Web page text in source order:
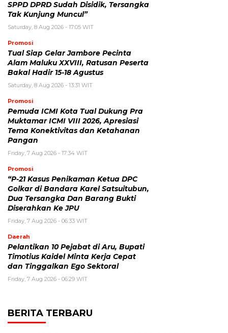
SPPD DPRD Sudah Disidik, Tersangka
Tak Kunjung Muncul”
Saturday, 8 Aug 2026 - 17:05 WIT
Promosi
Tual Siap Gelar Jambore Pecinta
Alam Maluku XXVIII, Ratusan Peserta
Bakal Hadir 15-18 Agustus
Saturday, 8 Aug 2026 - 13:31 WIT
Promosi
Pemuda ICMI Kota Tual Dukung Pra
Muktamar ICMI VIII 2026, Apresiasi
Tema Konektivitas dan Ketahanan
Pangan
Friday, 7 Aug 2026 - 17:34 WIT
Promosi
“P-21 Kasus Penikaman Ketua DPC
Golkar di Bandara Karel Satsuitubun,
Dua Tersangka Dan Barang Bukti
Diserahkan Ke JPU
Friday, 7 Aug 2026 - 06:33 WIT
Daerah
Pelantikan 10 Pejabat di Aru, Bupati
Timotius Kaidel Minta Kerja Cepat
dan Tinggalkan Ego Sektoral
Friday, 7 Aug 2026 - 06:29 WIT
BERITA TERBARU